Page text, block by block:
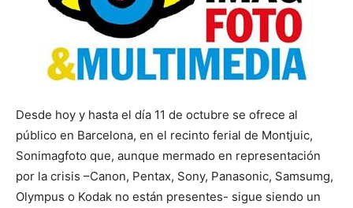
Desde hoy y hasta el día 11 de octubre se ofrece al
público en Barcelona, en el recinto ferial de Montjuic,
Sonimagfoto que, aunque mermado en representación
por la crisis –Canon, Pentax, Sony, Panasonic, Samsumg,
Olympus o Kodak no están presentes- sigue siendo un